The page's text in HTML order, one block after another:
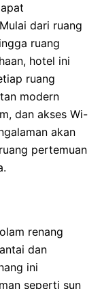
dari ruang
ruang
hotel ini
ruang
modern
dan akses Wi-
akan
pertemuan
renang
dan
ini
seperti sun